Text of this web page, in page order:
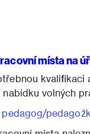
místa na
kvalifikaci
nabídku volných